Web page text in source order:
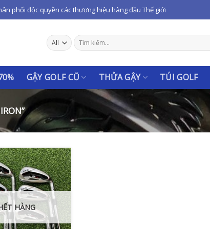
phối độc quyền các thương hiệu hàng đầu Thế giới
Tìm
kiếm:
GẬY GOLF CŨ THỬA GẬY TÚI GOLF
HÀNG